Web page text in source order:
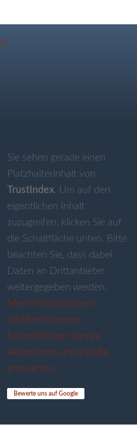
Sie sehen gerade einen
Platzhalterinhalt von
TrustIndex. Um auf den
eigentlichen Inhalt
zuzugreifen, klicken Sie auf
die Schaltfläche unten. Bitte
beachten Sie, dass dabei
Daten an Drittanbieter
weitergegeben werden.
Mehr Informationen
Inhalt entsperren
Erforderlichen Service
akzeptieren und Inhalte
entsperren
Bewerte uns auf Google